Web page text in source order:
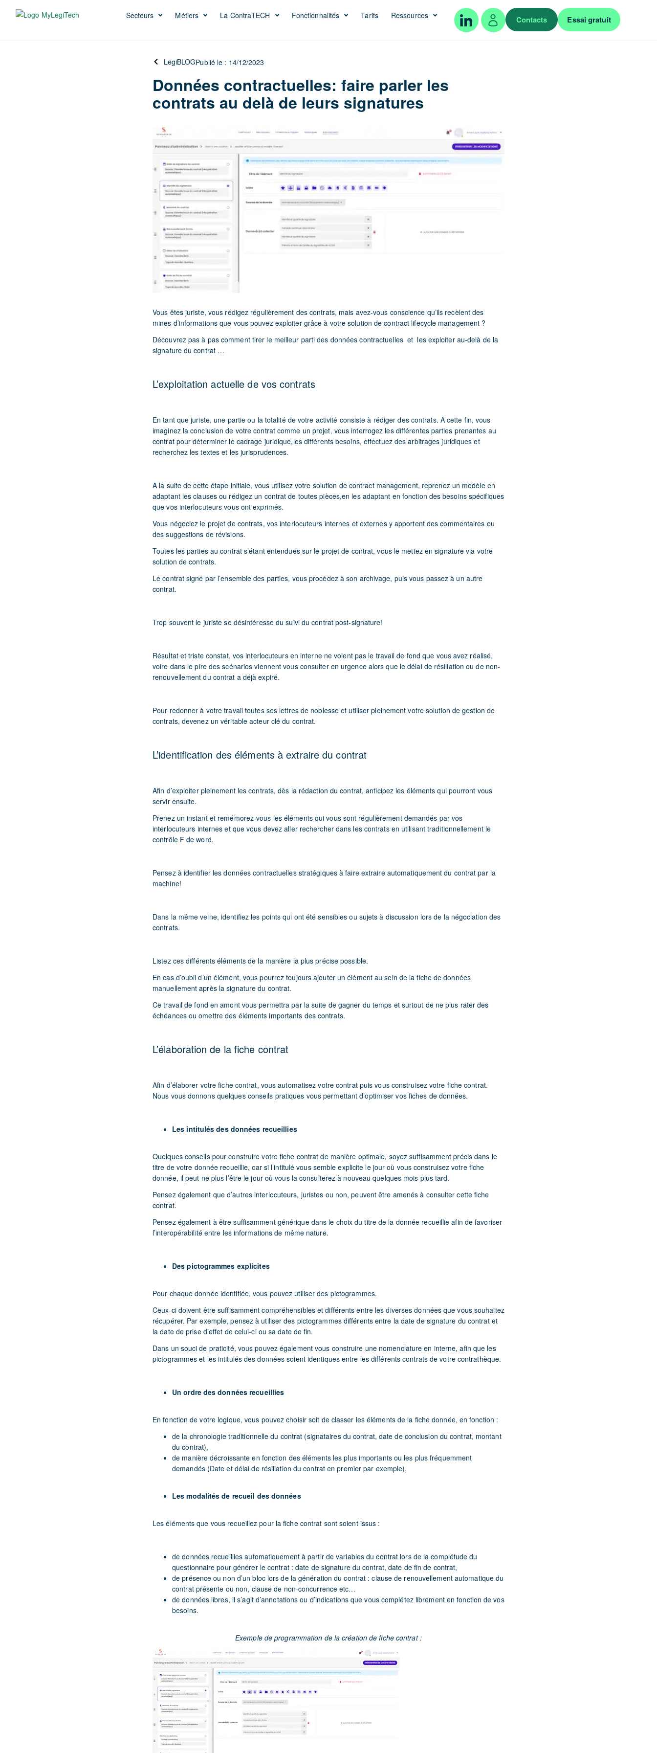
Secteurs Métiers La ContraTECH Fonctionnalités Tarifs Ressources Contacts Essai gratuit
LegiBLOGPublié le : 14/12/2023
Données contractuelles: faire parler les
contrats au delà de leurs signatures
Vous êtes juriste, vous rédigez régulièrement des contrats, mais avez-vous conscience qu’ils recèlent des
mines d’informations que vous pouvez exploiter grâce à votre solution de contract lifecycle management ?
Découvrez pas à pas comment tirer le meilleur parti des données contractuelles et les exploiter au-delà de la
signature du contrat …
L’exploitation actuelle de vos contrats
En tant que juriste, une partie ou la totalité de votre activité consiste à rédiger des contrats. A cette fin, vous
imaginez la conclusion de votre contrat comme un projet, vous interrogez les différentes parties prenantes au
contrat pour déterminer le cadrage juridique,les différents besoins, effectuez des arbitrages juridiques et
recherchez les textes et les jurisprudences.
A la suite de cette étape initiale, vous utilisez votre solution de contract management, reprenez un modèle en
adaptant les clauses ou rédigez un contrat de toutes pièces,en les adaptant en fonction des besoins spécifiques
que vos interlocuteurs vous ont exprimés.
Vous négociez le projet de contrats, vos interlocuteurs internes et externes y apportent des commentaires ou
des suggestions de révisions.
Toutes les parties au contrat s’étant entendues sur le projet de contrat, vous le mettez en signature via votre
solution de contrats.
Le contrat signé par l’ensemble des parties, vous procédez à son archivage, puis vous passez à un autre
contrat.
Trop souvent le juriste se désintéresse du suivi du contrat post-signature!
Résultat et triste constat, vos interlocuteurs en interne ne voient pas le travail de fond que vous avez réalisé,
voire dans le pire des scénarios viennent vous consulter en urgence alors que le délai de résiliation ou de non-
renouvellement du contrat a déjà expiré.
Pour redonner à votre travail toutes ses lettres de noblesse et utiliser pleinement votre solution de gestion de
contrats, devenez un véritable acteur clé du contrat.
L’identification des éléments à extraire du contrat
Afin d’exploiter pleinement les contrats, dès la rédaction du contrat, anticipez les éléments qui pourront vous
servir ensuite.
Prenez un instant et remémorez-vous les éléments qui vous sont régulièrement demandés par vos
interlocuteurs internes et que vous devez aller rechercher dans les contrats en utilisant traditionnellement le
contrôle F de word.
Pensez à identifier les données contractuelles stratégiques à faire extraire automatiquement du contrat par la
machine!
Dans la même veine, identifiez les points qui ont été sensibles ou sujets à discussion lors de la négociation des
contrats.
Listez ces différents éléments de la manière la plus précise possible.
En cas d’oubli d’un élément, vous pourrez toujours ajouter un élément au sein de la fiche de données
manuellement après la signature du contrat.
Ce travail de fond en amont vous permettra par la suite de gagner du temps et surtout de ne plus rater des
échéances ou omettre des éléments importants des contrats.
L’élaboration de la fiche contrat
Afin d’élaborer votre fiche contrat, vous automatisez votre contrat puis vous construisez votre fiche contrat.
Nous vous donnons quelques conseils pratiques vous permettant d’optimiser vos fiches de données.
Les intitulés des données recueillies
Quelques conseils pour construire votre fiche contrat de manière optimale, soyez suffisamment précis dans le
titre de votre donnée recueillie, car si l’intitulé vous semble explicite le jour où vous construisez votre fiche
donnée, il peut ne plus l’être le jour où vous la consulterez à nouveau quelques mois plus tard.
Pensez également que d’autres interlocuteurs, juristes ou non, peuvent être amenés à consulter cette fiche
contrat.
Pensez également à être suffisamment générique dans le choix du titre de la donnée recueillie afin de favoriser
l’interopérabilité entre les informations de même nature.
Des pictogrammes explicites
Pour chaque donnée identifiée, vous pouvez utiliser des pictogrammes.
Ceux-ci doivent être suffisamment compréhensibles et différents entre les diverses données que vous souhaitez
récupérer. Par exemple, pensez à utiliser des pictogrammes différents entre la date de signature du contrat et
la date de prise d’effet de celui-ci ou sa date de fin.
Dans un souci de praticité, vous pouvez également vous construire une nomenclature en interne, afin que les
pictogrammes et les intitulés des données soient identiques entre les différents contrats de votre contrathèque.
Un ordre des données recueillies
En fonction de votre logique, vous pouvez choisir soit de classer les éléments de la fiche donnée, en fonction :
de la chronologie traditionnelle du contrat (signataires du contrat, date de conclusion du contrat, montant
du contrat),
de manière décroissante en fonction des éléments les plus importants ou les plus fréquemment
demandés (Date et délai de résiliation du contrat en premier par exemple),
Les modalités de recueil des données
Les éléments que vous recueillez pour la fiche contrat sont soient issus :
de données recueillies automatiquement à partir de variables du contrat lors de la complétude du
questionnaire pour générer le contrat : date de signature du contrat, date de fin de contrat,
de présence ou non d’un bloc lors de la génération du contrat : clause de renouvellement automatique du
contrat présente ou non, clause de non-concurrence etc…
de données libres, il s’agit d’annotations ou d’indications que vous complétez librement en fonction de vos
besoins.
Exemple de programmation de la création de fiche contrat :